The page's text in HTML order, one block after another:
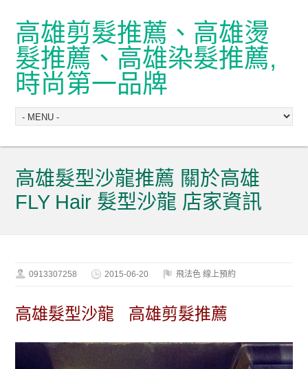
高雄剪髮推薦、高雄燙
髮推薦、高雄染髮推薦,
時尚第一品牌
高雄髮型沙龍推薦 關於高雄
FLY Hair 髮型沙龍 店家資訊
0913307258 2015-06-20 飛法色 線上預約
高雄髮型沙龍 高雄剪髮推薦